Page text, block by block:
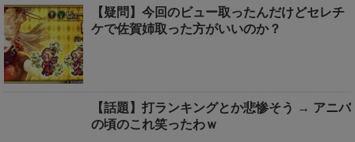
【疑問】今回のビュー取ったんだけどセレチ
ケで佐賀姉取った方がいいのか？
【話題】打ランキングとか悲惨そう → アニバ
の頃のこれ笑ったわｗ